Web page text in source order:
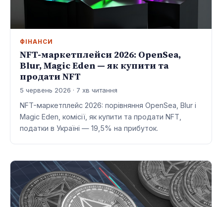
ФІНАНСИ
NFT-маркетплейси 2026: OpenSea,
Blur, Magic Eden — як купити та
продати NFT
5 червень 2026 · 7 хв читання
NFT-маркетплейс 2026: порівняння OpenSea, Blur і
Magic Eden, комісії, як купити та продати NFT,
податки в Україні — 19,5% на прибуток.